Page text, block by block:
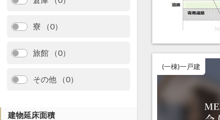
寮 （0）
旅館 （0）
その他 （0）
建物延床面積
(一棟)一戸建